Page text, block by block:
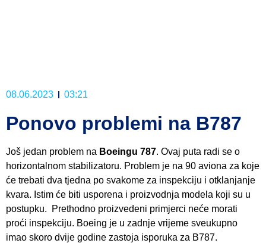
08.06.2023 03:21
Ponovo problemi na B787
Još jedan problem na Boeingu 787. Ovaj puta radi se o
horizontalnom stabilizatoru. Problem je na 90 aviona za koje
će trebati dva tjedna po svakome za inspekciju i otklanjanje
kvara. Istim će biti usporena i proizvodnja modela koji su u
postupku. Prethodno proizvedeni primjerci neće morati
proći inspekciju. Boeing je u zadnje vrijeme sveukupno
imao skoro dvije godine zastoja isporuka za B787.